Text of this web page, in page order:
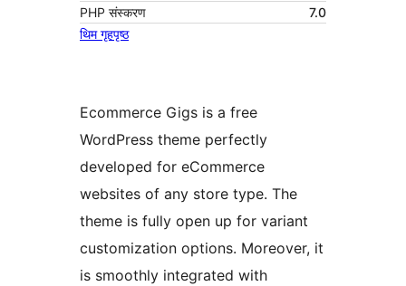
PHP संस्करण
7.0
थिम गृहपृष्ठ
Ecommerce Gigs is a free
WordPress theme perfectly
developed for eCommerce
websites of any store type. The
theme is fully open up for variant
customization options. Moreover, it
is smoothly integrated with